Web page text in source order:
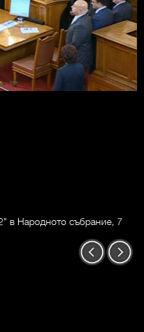
в Народното събрание, 7